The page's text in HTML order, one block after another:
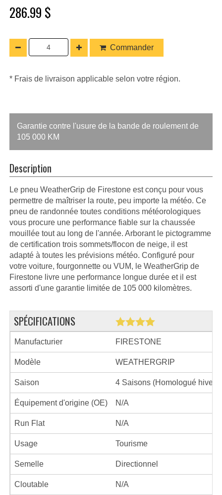
286.99 $
Commander
* Frais de livraison applicable selon votre région.
Garantie contre l'usure de la bande de roulement de
105 000 KM
Description
Le pneu WeatherGrip de Firestone est conçu pour vous
permettre de maîtriser la route, peu importe la météo. Ce
pneu de randonnée toutes conditions météorologiques
vous procure une performance fiable sur la chaussée
mouillée tout au long de l'année. Arborant le pictogramme
de certification trois sommets/flocon de neige, il est
adapté à toutes les prévisions météo. Configuré pour
votre voiture, fourgonnette ou VUM, le WeatherGrip de
Firestone livre une performance longue durée et il est
assorti d'une garantie limitée de 105 000 kilomètres.
SPÉCIFICATIONS
Manufacturier FIRESTONE
Modèle WEATHERGRIP
Saison 4 Saisons (Homologué hiver)
Équipement d'origine (OE) N/A
Run Flat N/A
Usage Tourisme
Semelle Directionnel
Cloutable N/A